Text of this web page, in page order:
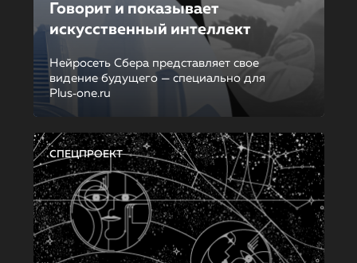
Говорит и показывает
искусственный интеллект
Нейросеть Сбера представляет свое
видение будущего — специально для
Plus‑one.ru
СПЕЦПРОЕКТ